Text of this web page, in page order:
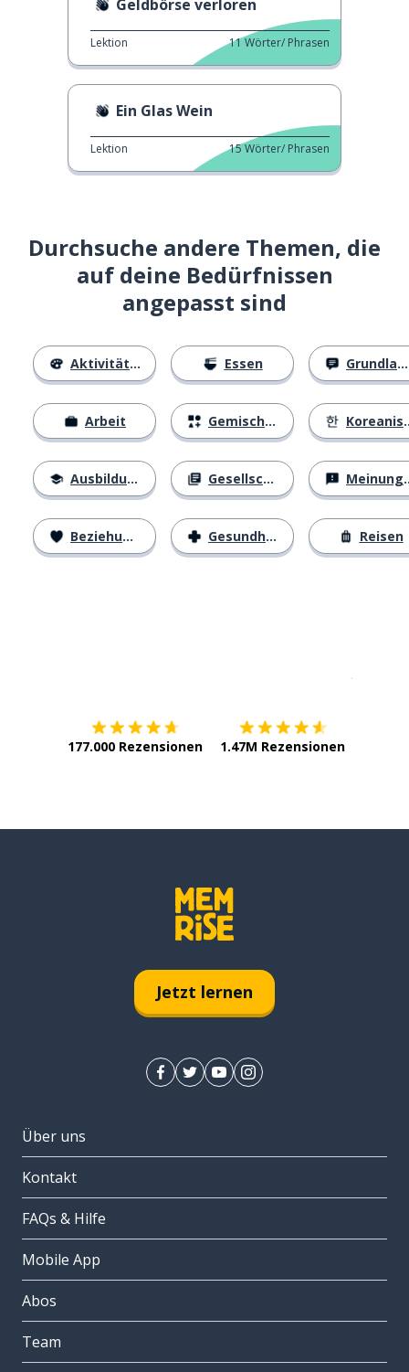
Geldbörse verloren
Lektion 11Wörter/ Phrasen
Ein Glas Wein
Lektion 15Wörter/ Phrasen
Durchsuche andere Themen, die
auf deine Bedürfnissen
angepasst sind
Aktivitäten
Arbeit
Ausbildung
Beziehungen
Essen
Gemischtes
Gesellschaft
Gesundheit
Grundlagen
Koreanisches Alphabet
Meinungen
Reisen
177.000 Rezensionen 1.47M Rezensionen
Jetzt lernen
Über uns
Kontakt
FAQs & Hilfe
Mobile App
Abos
Team